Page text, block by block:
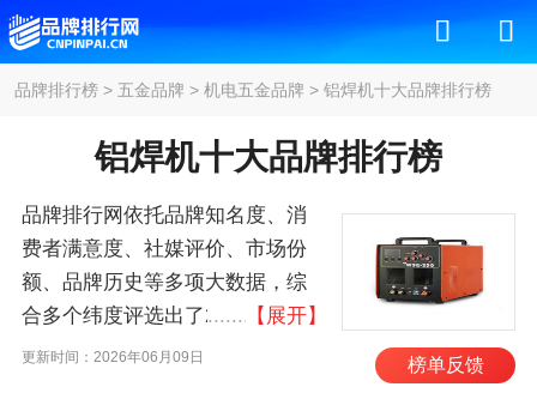
品牌排行榜> 五金品牌 > 机电五金品牌 > 铝焊机十大品牌排行榜
铝焊机十大品牌排行榜
品牌排行网依托品牌知名度、消
费者满意度、社媒评价、市场份
额、品牌历史等多项大数据，综
合多个纬度评选出了2026年铝焊
机十大品牌排行榜，其中前十名
【展开】
更新时间：2026年06月09日 榜单反馈